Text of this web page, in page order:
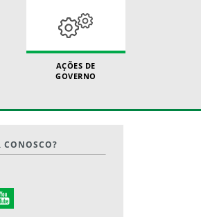
AÇÕES DE
GOVERNO
CONOSCO?